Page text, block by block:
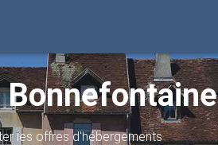
les offres d'hébergements